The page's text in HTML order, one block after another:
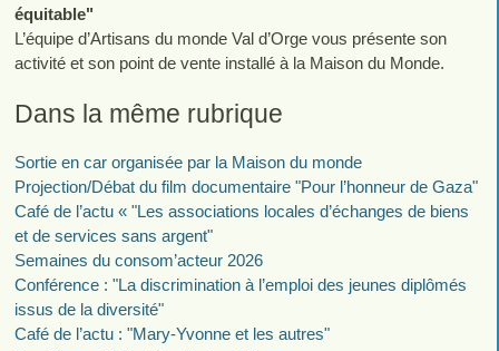
équitable"
L’équipe d’Artisans du monde Val d’Orge vous présente son
activité et son point de vente installé à la Maison du Monde.
Dans la même rubrique
Sortie en car organisée par la Maison du monde
Projection/Débat du film documentaire "Pour l’honneur de Gaza"
Café de l’actu « "Les associations locales d’échanges de biens
et de services sans argent"
Semaines du consom’acteur 2026
Conférence : "La discrimination à l’emploi des jeunes diplômés
issus de la diversité"
Café de l’actu : "Mary-Yvonne et les autres"